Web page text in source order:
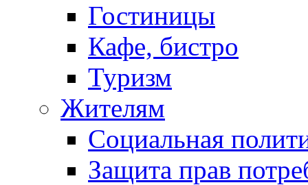
Гостиницы
Кафе, бистро
Туризм
Жителям
Социальная
Защита прав